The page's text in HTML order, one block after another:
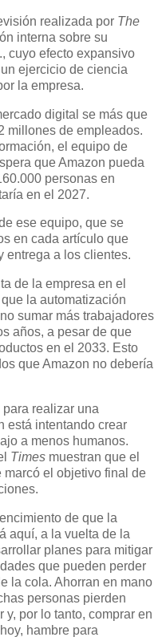
realizada por The
interna sobre su
cuyo efecto expansivo
ejercicio de ciencia
la empresa.
digital se más que
millones de empleados.
el equipo de
que Amazon pueda
personas en
en el 2027.
ese equipo, que se
en cada artículo que
entrega a los clientes.
de la empresa en el
la automatización
sumar más trabajadores
años, a pesar de que
en el 2033. Esto
que Amazon no debería
realizar una
está intentando crear
a menos humanos.
Times muestran que el
el objetivo final de
de que la
aquí, a la vuelta de la
planes para mitigar
que pueden perder
la cola. Ahorran en mano
personas pierden
por lo tanto, comprar en
hambre para